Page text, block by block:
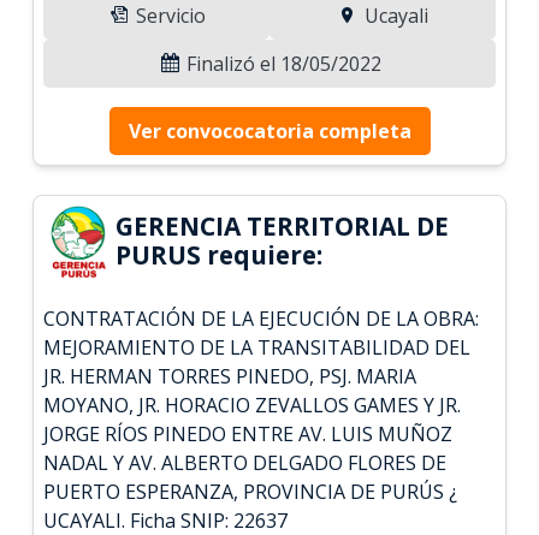
Servicio
Ucayali
Finalizó el 18/05/2022
Ver convococatoria completa
GERENCIA TERRITORIAL DE
PURUS requiere:
CONTRATACIÓN DE LA EJECUCIÓN DE LA OBRA:
MEJORAMIENTO DE LA TRANSITABILIDAD DEL
JR. HERMAN TORRES PINEDO, PSJ. MARIA
MOYANO, JR. HORACIO ZEVALLOS GAMES Y JR.
JORGE RÍOS PINEDO ENTRE AV. LUIS MUÑOZ
NADAL Y AV. ALBERTO DELGADO FLORES DE
PUERTO ESPERANZA, PROVINCIA DE PURÚS ¿
UCAYALI. Ficha SNIP: 22637